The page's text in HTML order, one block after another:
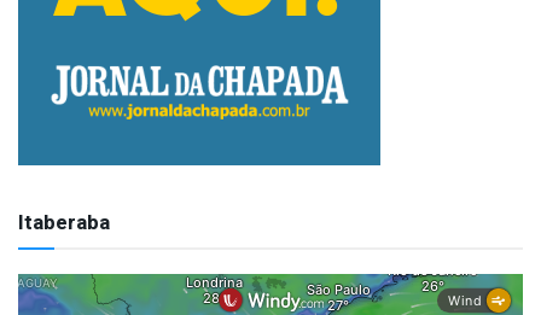
Itaberaba